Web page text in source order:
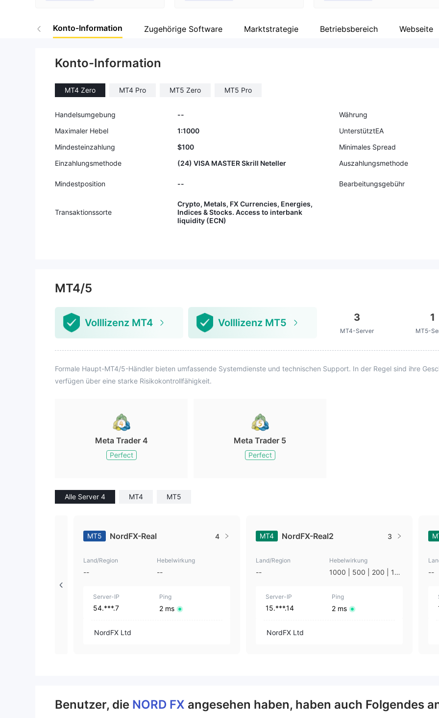
Konto-Information Zugehörige Software Marktstrategie Betriebsbereich Webseite
Konto-Information
MT4 Zero MT4 Pro MT5 Zero MT5 Pro
Handelsumgebung -- Währung
Maximaler Hebel
1:1000
UnterstütztEA
Mindesteinzahlung
$100 Minimales Spread
Einzahlungsmethode
(24) VISA MASTER Skrill Neteller Auszahlungsmethode
Mindestposition -- Bearbeitungsgebühr
Transaktionssorte
Crypto, Metals, FX Currencies, Energies,
Indices & Stocks. Access to interbank
liquidity (ECN)
MT4/5
Volllizenz MT4 Volllizenz MT5 3
MT4-Server
1
MT5-
Formale Haupt-MT4/5-Händler bieten umfassende Systemdienste und technischen Support. In der Regel sind ihre
verfügen über eine starke Risikokontrollfähigkeit.
Meta Trader 4
Perfect
Meta Trader 5
Perfect
Alle Server 4 MT4 MT5
MT5 NordFX-Real 4
Land/Region
--
Hebelwirkung
--
Server-IP
54.***.7
Ping
2 ms
NordFX Ltd
MT4 NordFX-Real2 3
Land/Region
--
Hebelwirkung
1000 | 500 | 200 | 10
Server-IP
15.***.14
Ping
2 ms
NordFX Ltd
--
Benutzer, die NORD FX angesehen haben, haben auch Folgendes